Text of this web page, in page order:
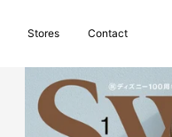
Stores Contact